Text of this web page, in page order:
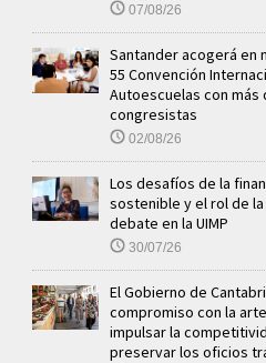
07/08/26
Santander acogerá en
55 Convención
Autoescuelas con más
congresistas
02/08/26
Los desafíos de la
sostenible y el rol de
debate en la UIMP
30/07/26
El Gobierno de
compromiso con la
impulsar la
preservar los oficios